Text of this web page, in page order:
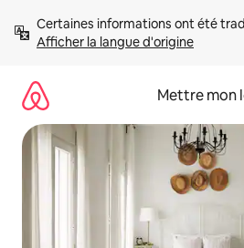
directement
Afficher la langue d'origine
Mettre mon